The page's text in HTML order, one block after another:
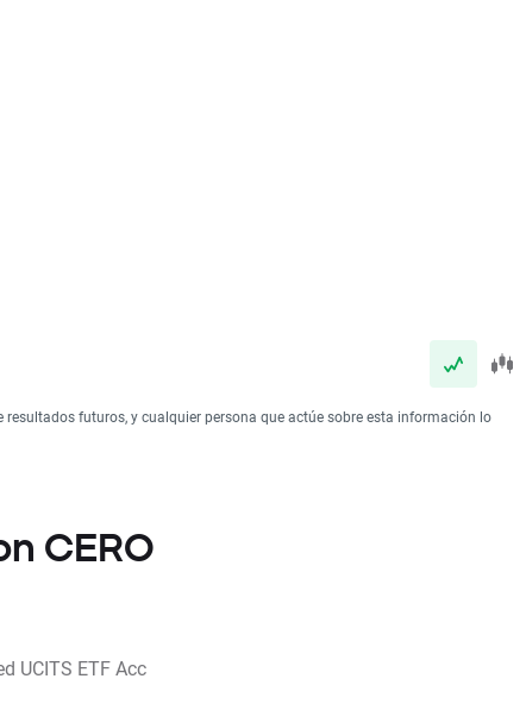
futuros, y cualquier persona que actúe sobre esta información lo
CERO
UCITS ETF Acc